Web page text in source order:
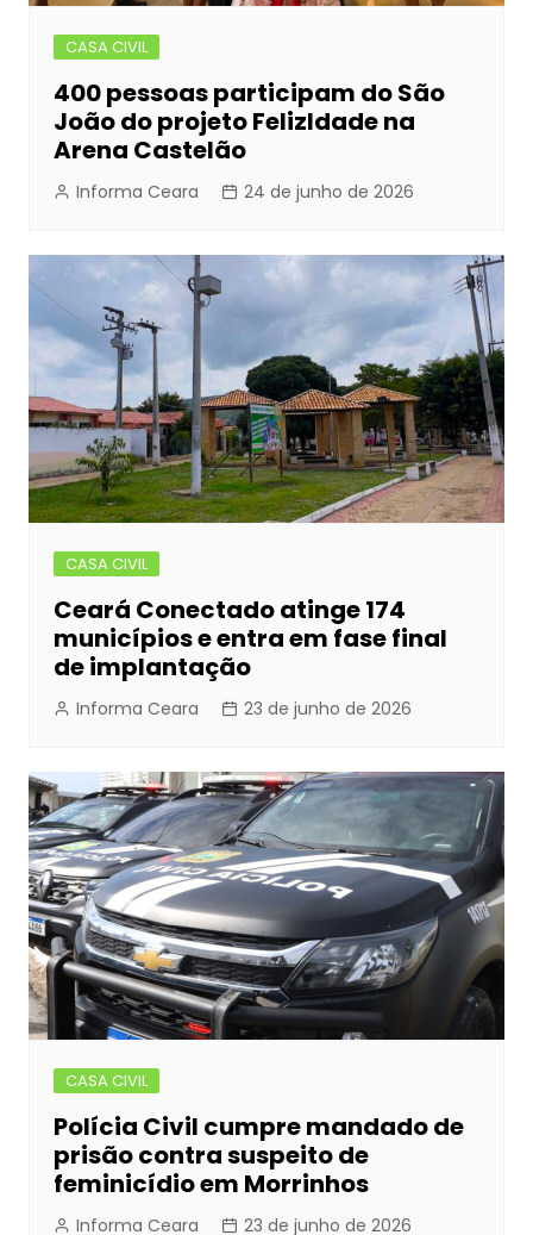
CASA CIVIL
400 pessoas participam do São
João do projeto FelizIdade na
Arena Castelão
Informa Ceara 24 de junho de 2026
CASA CIVIL
Ceará Conectado atinge 174
municípios e entra em fase final
de implantação
Informa Ceara 23 de junho de 2026
CASA CIVIL
Polícia Civil cumpre mandado de
prisão contra suspeito de
feminicídio em Morrinhos
Informa Ceara 23 de junho de 2026